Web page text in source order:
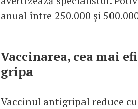
anual între 250.000 şi
Vaccinarea, cea mai
gripa
Vaccinul antigripal reduce